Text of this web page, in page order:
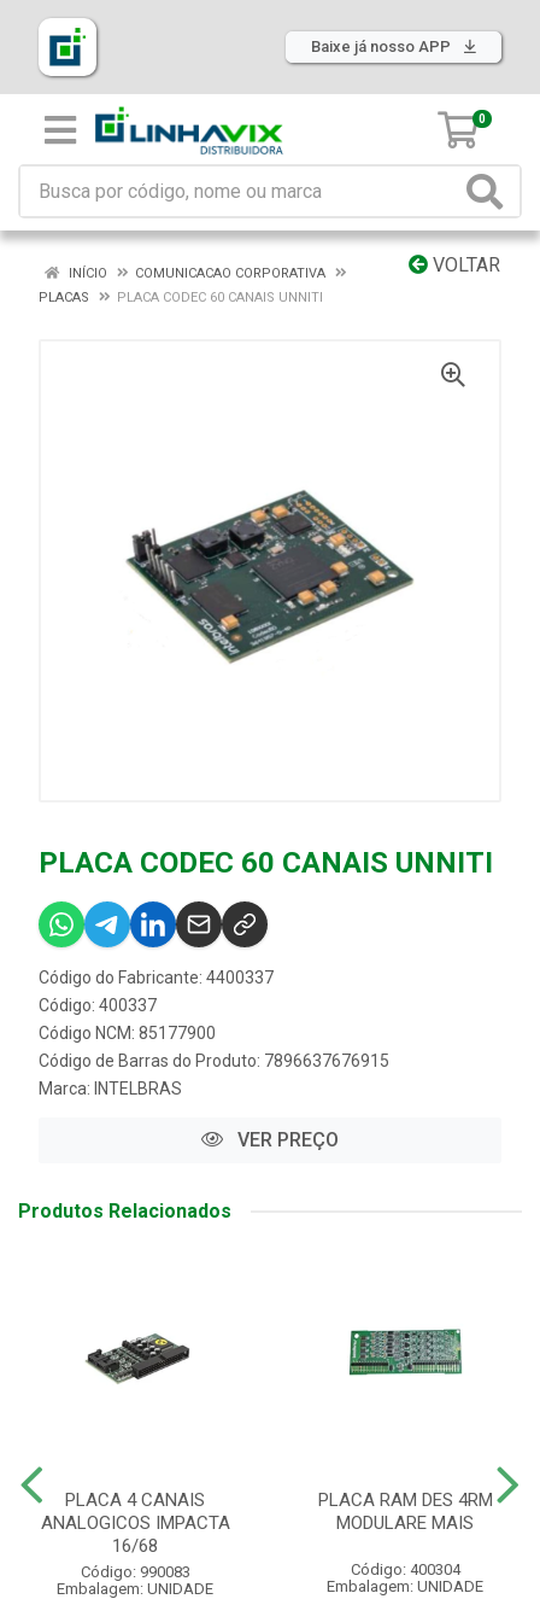
Baixe já nosso APP
0
VOLTAR
INÍCIO
COMUNICACAO CORPORATIVA
PLACAS
PLACA CODEC 60 CANAIS UNNITI
PLACA CODEC 60 CANAIS UNNITI
Código do Fabricante: 4400337
Código: 400337
Código NCM: 85177900
Código de Barras do Produto: 7896637676915
Marca: INTELBRAS
VER PREÇO
Produtos Relacionados
PLACA 4 CANAIS
ANALOGICOS IMPACTA
16/68
Código: 990083
Embalagem: UNIDADE
PLACA RAM DES 4RM
MODULARE MAIS
Código: 400304
Embalagem: UNIDADE